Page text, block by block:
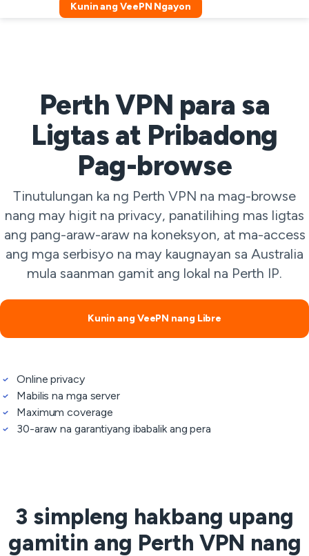
Kunin ang VeePN Ngayon
Perth VPN para sa
Ligtas at Pribadong
Pag-browse
Tinutulungan ka ng Perth VPN na mag-browse
nang may higit na privacy, panatilihing mas ligtas
ang pang-araw-araw na koneksyon, at ma-access
ang mga serbisyo na may kaugnayan sa Australia
mula saanman gamit ang lokal na Perth IP.
Kunin ang VeePN nang Libre
Online privacy
Mabilis na mga server
Maximum coverage
30-araw na garantiyang ibabalik ang pera
3 simpleng hakbang upang
gamitin ang Perth VPN nang